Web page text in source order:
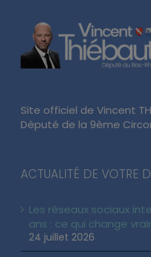
Site officiel de Vincent
Député de la 9ème
ACTUALITÉ DE VOTRE
Les réseaux sociaux
ans : ce qui change
24 juillet 2026